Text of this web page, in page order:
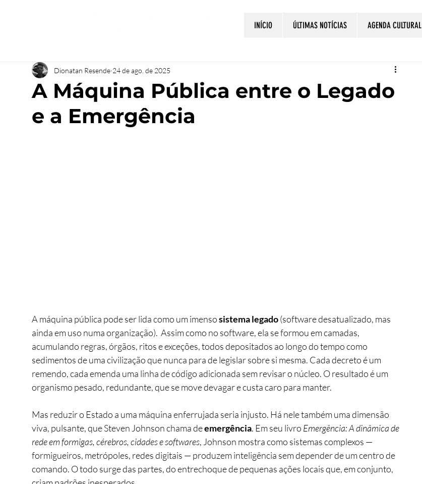
INÍCIO ÚLTIMAS NOTÍCIAS AGENDA CULTURAL
A Máquina Pública entre o Legado
e a Emergência
Dionatan Resende 24 de ago. de 2025
A máquina pública pode ser lida como um imenso sistema legado (software desatualizado, mas
ainda em uso numa organização).  Assim como no software, ela se formou em camadas,
acumulando regras, órgãos, ritos e exceções, todos depositados ao longo do tempo como
sedimentos de uma civilização que nunca para de legislar sobre si mesma. Cada decreto é um
remendo, cada emenda uma linha de código adicionada sem revisar o núcleo. O resultado é um
organismo pesado, redundante, que se move devagar e custa caro para manter.
Mas reduzir o Estado a uma máquina enferrujada seria injusto. Há nele também uma dimensão
viva, pulsante, que Steven Johnson chama de emergência. Em seu livro Emergência: A dinâmica de
rede em formigas, cérebros, cidades e softwares, Johnson mostra como sistemas complexos —
formigueiros, metrópoles, redes digitais — produzem inteligência sem depender de um centro de
comando. O todo surge das partes, do entrechoque de pequenas ações locais que, em conjunto,